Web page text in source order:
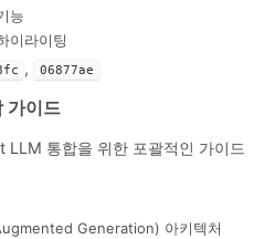
능
이라이팅
, 06877ae
가이드
통합을 위한 포괄적인 가이드
Generation) 아키텍처